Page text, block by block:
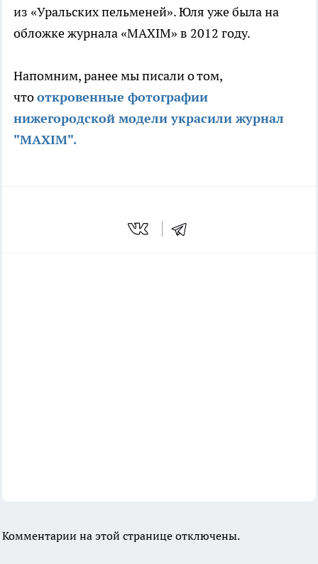
из «Уральских пельменей». Юля уже была на
обложке журнала «MAXIM» в 2012 году.
Напомним, ранее мы писали о том,
чтооткровенные фотографии
нижегородской модели украсили журнал
"MAXIM".
Комментарии на этой странице отключены.